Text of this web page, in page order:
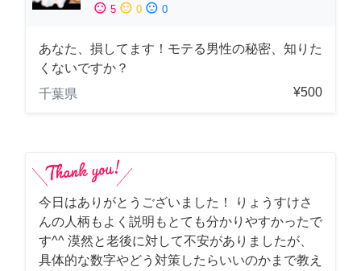
sentiment_satisfied 5 sentiment_neutral 0 sentiment_dissatisfied 0
あなた、損してます！モテる男性の秘密、知りた
くないですか？
千葉県
¥500
今日はありがとうございました！ りょうすけさ
んの人柄もよく説明もとても分かりやすかったで
す^^ 漠然と老後に対して不安がありましたが、
具体的な数字やどう対策したらいいのかまで教え